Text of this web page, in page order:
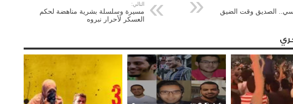
الصديق وقت الضيق
التالي:
مسيرة وسلسلة بشرية مناهضة لحكم
العسكر ﻷحرار نبروه